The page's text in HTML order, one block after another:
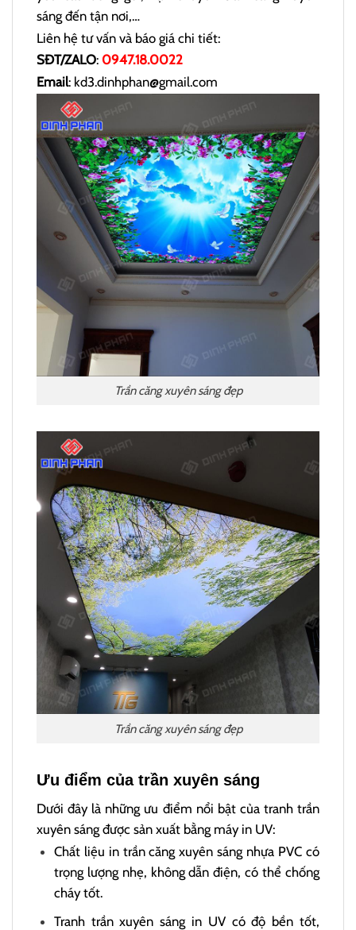
sáng đến tận nơi,…
Liên hệ tư vấn và báo giá chi tiết:
SĐT/ZALO: 0947.18.0022
Email: kd3.dinhphan@gmail.com
Trần căng xuyên sáng đẹp
Trần căng xuyên sáng đẹp
Ưu điểm của trần xuyên sáng
Dưới đây là những ưu điểm nổi bật của tranh trần
xuyên sáng được sản xuất bằng máy in UV:
Chất liệu in trần căng xuyên sáng nhựa PVC có
trọng lượng nhẹ, không dẫn điện, có thể chống
cháy tốt.
Tranh trần xuyên sáng in UV có độ bền tốt,